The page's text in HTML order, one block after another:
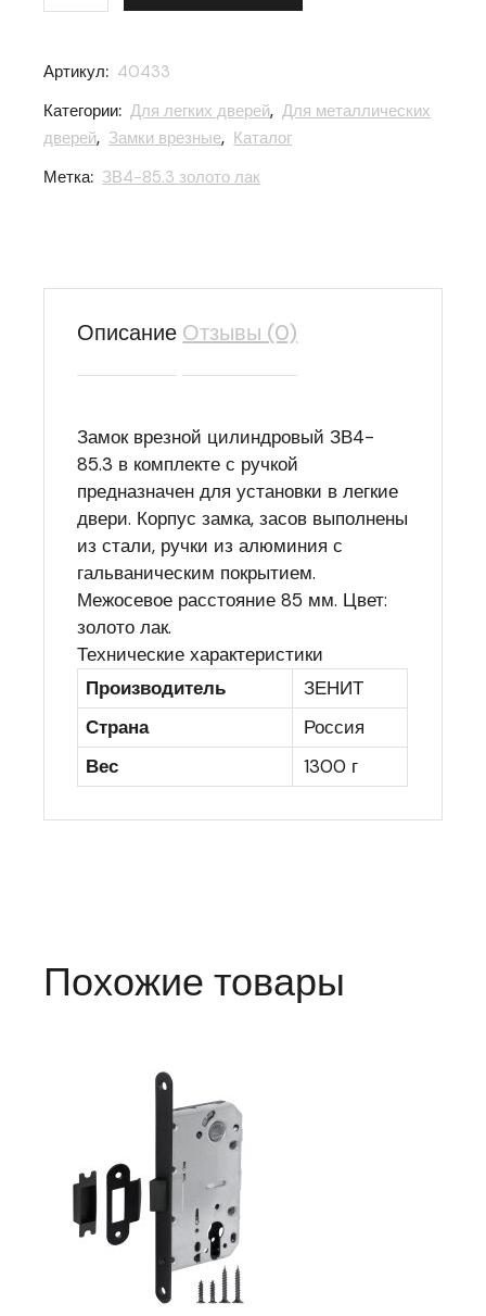
Артикул: 40433
Категории: Для легких дверей, Для металлических
дверей, Замки врезные, Каталог
Метка: ЗВ4-85.3 золото лак
Описание Отзывы (0)
Замок врезной цилиндровый ЗВ4-
85.3 в комплекте с ручкой
предназначен для установки в легкие
двери. Корпус замка, засов выполнены
из стали, ручки из алюминия с
гальваническим покрытием.
Межосевое расстояние 85 мм. Цвет:
золото лак.
Технические характеристики
Производитель
ЗЕНИТ
Страна
Россия
Вес
1300 г
Похожие товары